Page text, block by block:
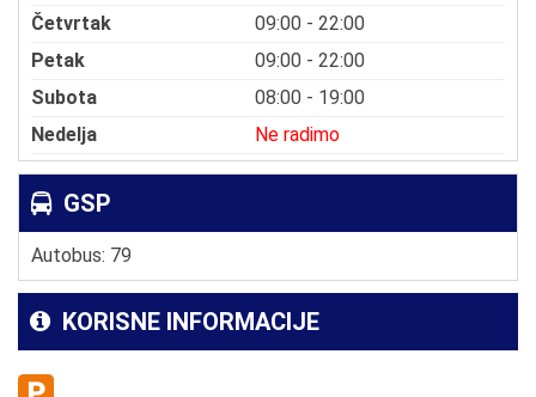
Četvrtak
09:00 - 22:00
Petak
09:00 - 22:00
Subota
08:00 - 19:00
Nedelja
Ne radimo
GSP
Autobus: 79
KORISNE INFORMACIJE